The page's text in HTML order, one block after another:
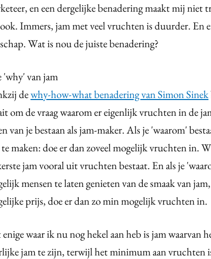
en een dergelijke benadering maakt mij niet
Immers, jam met veel vruchten is duurder. En
Wat is nou de juiste benadering?
'why' van jam
dewhy-how-what benadering van Simon Sinek
om de vraag waarom er eigenlijk vruchten in de
van je bestaan als jam-maker. Als je 'waarom'
maken: doe er dan zoveel mogelijk vruchten in.
jam vooral uit vruchten bestaat. En als je
mensen te laten genieten van de smaak van
prijs, doe er dan zo min mogelijk vruchten in.
waar ik nu nog hekel aan heb is jam waarvan
jam te zijn, terwijl het minimum aan